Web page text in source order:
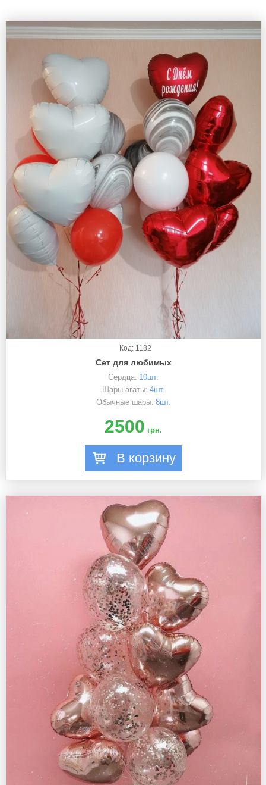
Код: 1182
Сет для любимых
Сердца: 10шт.
Шары агаты: 4шт.
Обычные шары: 8шт.
2500 грн.
В корзину